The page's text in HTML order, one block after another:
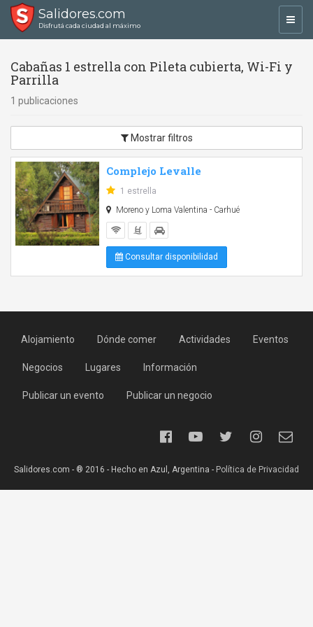
Salidores.com
Disfrutá cada ciudad al máximo
Cabañas 1 estrella con Pileta cubierta, Wi-Fi y
Parrilla
1 publicaciones
Mostrar filtros
Complejo Levalle
1 estrella
Moreno y Loma Valentina - Carhué
Consultar disponibilidad
Alojamiento Dónde comer Actividades Eventos
Negocios Lugares Información
Publicar un evento Publicar un negocio
Salidores.com - ® 2016 - Hecho en Azul, Argentina - Política de Privacidad